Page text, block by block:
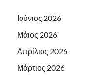
Ιούνιος 2026
Μάιος 2026
Απρίλιος 2026
Μάρτιος 2026